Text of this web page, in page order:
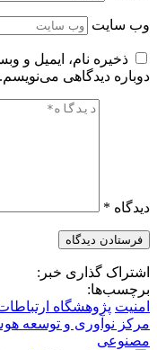
وب‌ سایت
ذخیره نام، ایمیل و
دوباره دیدگاهی می‌نویسم.
دیدگاه *
اشتراک گذاری خبر:
برچسب‌ها:
امنیت پژوهشگاه
مرکز نوآوری و توسعه
مصنوعی